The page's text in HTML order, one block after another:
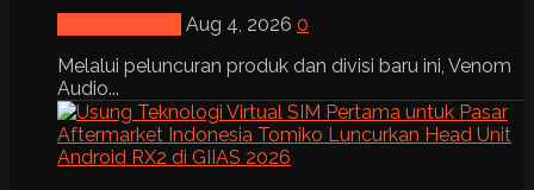
Aug 4, 2026 0
Melalui peluncuran produk dan divisi baru ini, Venom
Audio...